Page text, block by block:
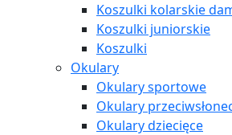
Koszulki kolarskie
Koszulki juniorskie
Koszulki
Okulary
Okulary sportowe
Okulary
Okulary dziecięce